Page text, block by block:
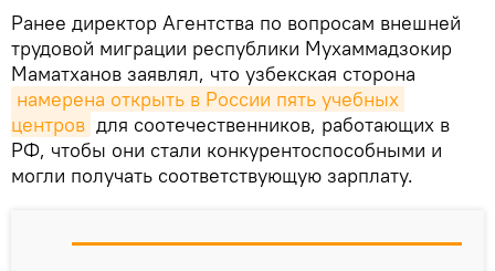
Ранее директор Агентства по вопросам внешней
трудовой миграции республики Мухаммадзокир
Маматханов заявлял, что узбекская сторона
намерена открыть в России пять учебных
центров для соотечественников, работающих в
РФ, чтобы они стали конкурентоспособными и
могли получать соответствующую зарплату.